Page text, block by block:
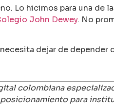
Lo hicimos para una de
John Dewey. No
dejar de depender
colombiana
para